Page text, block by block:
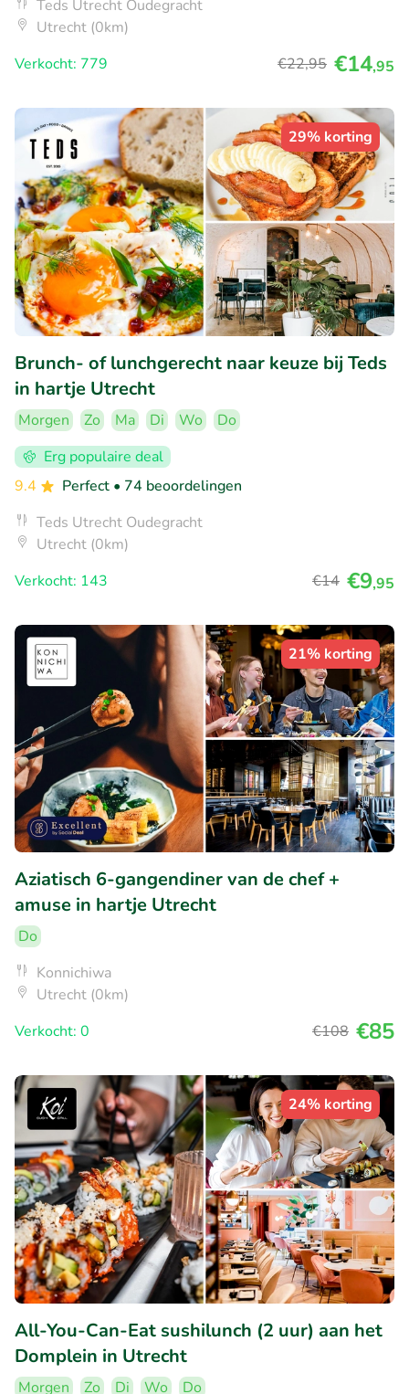
Teds Utrecht Oudegracht
Utrecht (0km)
Verkocht: 779
€22,95 €14,95
29% korting
Brunch- of lunchgerecht naar keuze bij Teds
in hartje Utrecht
Morgen Zo Ma Di Wo
Do
Erg populaire deal
9.4
Perfect • 74 beoordelingen
Teds Utrecht Oudegracht
Utrecht (0km)
Verkocht: 143
€14 €9,95
21% korting
Aziatisch 6-gangendiner van de chef +
amuse in hartje Utrecht
Do
Konnichiwa
Utrecht (0km)
Verkocht: 0
€108 €85
24% korting
All-You-Can-Eat sushilunch (2 uur) aan het
Domplein in Utrecht
Morgen Zo Di Wo Do